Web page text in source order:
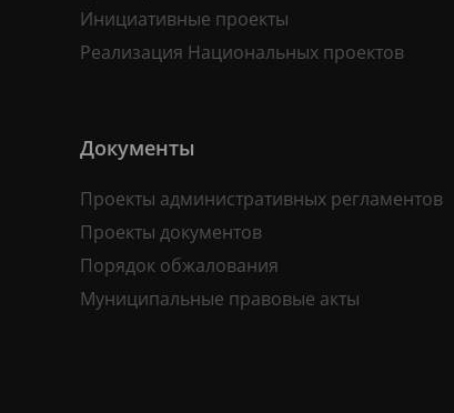
Инициативные проекты
Реализация Национальных проектов
Документы
Проекты административных регламентов
Проекты документов
Порядок обжалования
Муниципальные правовые акты